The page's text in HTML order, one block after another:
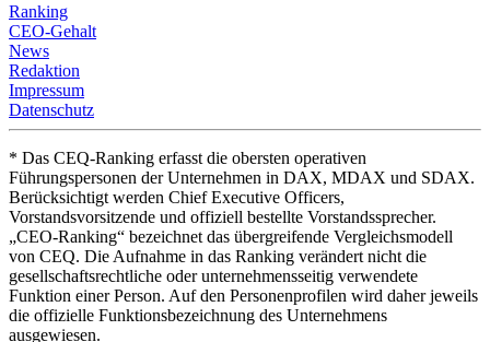
Ranking
CEO-Gehalt
News
Redaktion
Impressum
Datenschutz
* Das CEQ-Ranking erfasst die obersten operativen
Führungspersonen der Unternehmen in DAX, MDAX und SDAX.
Berücksichtigt werden Chief Executive Officers,
Vorstandsvorsitzende und offiziell bestellte Vorstandssprecher.
„CEO-Ranking“ bezeichnet das übergreifende Vergleichsmodell
von CEQ. Die Aufnahme in das Ranking verändert nicht die
gesellschaftsrechtliche oder unternehmensseitig verwendete
Funktion einer Person. Auf den Personenprofilen wird daher jeweils
die offizielle Funktionsbezeichnung des Unternehmens
ausgewiesen.